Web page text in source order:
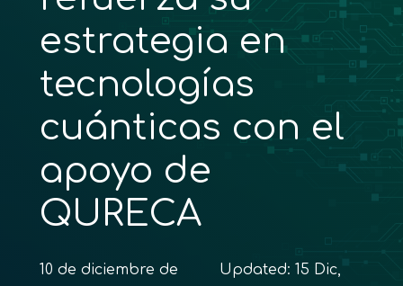
estrategia en
tecnologías
cuánticas con el
apoyo de
QURECA
10 de diciembre de
Updated: 15 Dic,